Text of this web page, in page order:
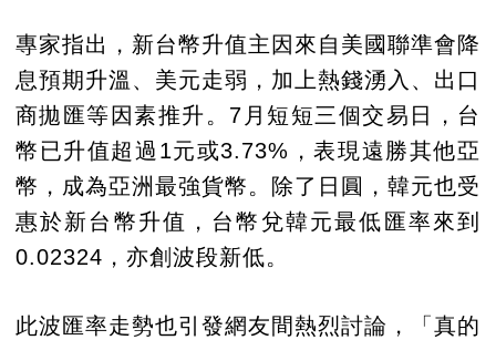
專家指出，新台幣升值主因來自美國聯準會降
息預期升溫、美元走弱，加上熱錢湧入、出口
商拋匯等因素推升。7月短短三個交易日，台
幣已升值超過1元或3.73%，表現遠勝其他亞
幣，成為亞洲最強貨幣。除了日圓，韓元也受
惠於新台幣升值，台幣兌韓元最低匯率來到
0.02324，亦創波段新低。
此波匯率走勢也引發網友間熱烈討論，「真的